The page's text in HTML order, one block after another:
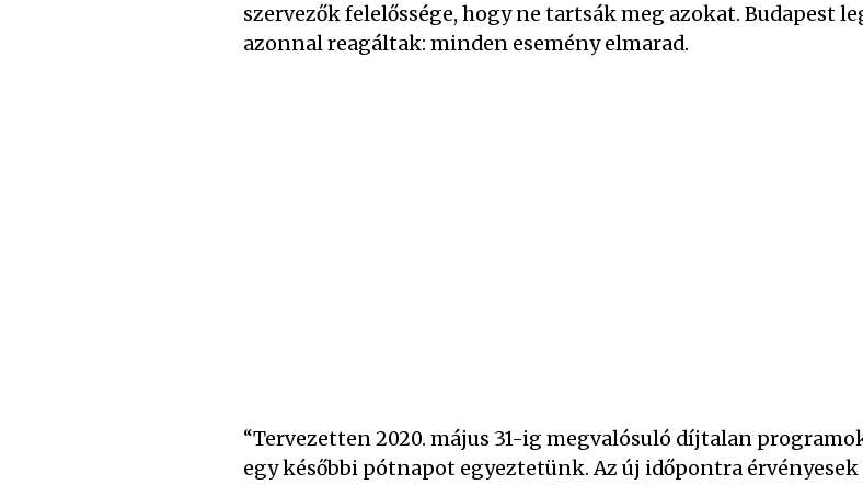
szervezők felelőssége, hogy ne tartsák meg azokat. Budapest
azonnal reagáltak: minden esemény elmarad.
“Tervezetten 2020. május 31-ig megvalósuló díjtalan
egy későbbi pótnapot egyeztetünk. Az új időpontra